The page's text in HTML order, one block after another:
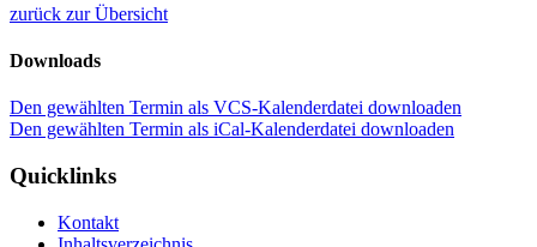
zurück zur Übersicht
Downloads
Den gewählten Termin als VCS-Kalenderdatei downloaden
Den gewählten Termin als iCal-Kalenderdatei downloaden
Quicklinks
Kontakt